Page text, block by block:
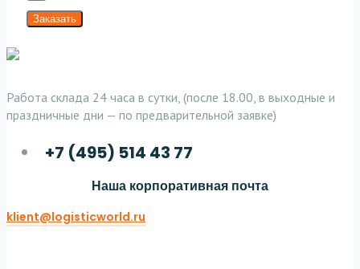
Заказать
Работа склада 24 часа в сутки, (после 18.00, в выходные и
праздничные дни — по предварительной заявке)
+7 (495) 514 43 77
Наша корпоративная почта
klient@logisticworld.ru